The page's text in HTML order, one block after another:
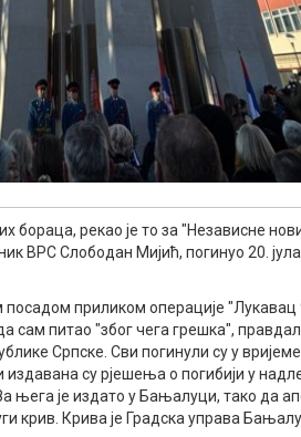
бораца, рекао је то за "Независне
ВРС Слободан Мијић, погинуо 20.
посадом приликом операције
сам питао "због чега грешка",
Српске. Сви погинули су у
су рјешења о погибији у
њега је издато у Бањалуци, тако да
крив. Крива је Градска управа